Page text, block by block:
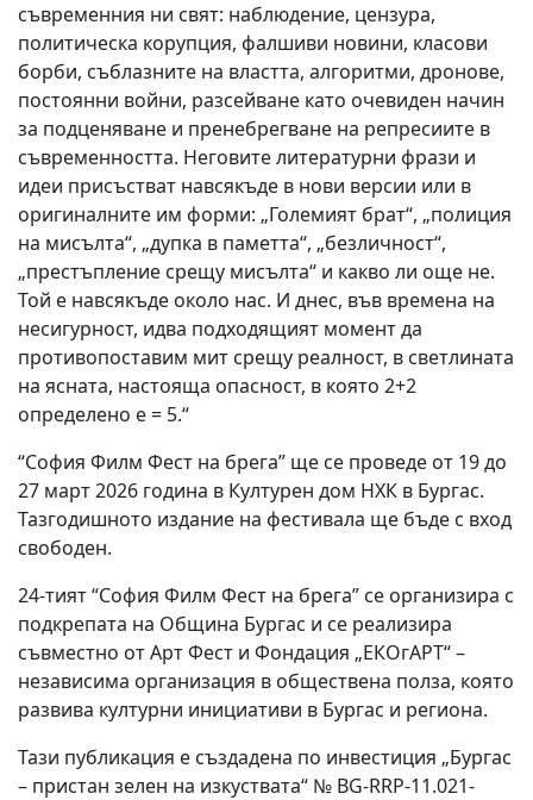
съвременния ни свят: наблюдение, цензура,
политическа корупция, фалшиви новини, класови
борби, съблазните на властта, алгоритми, дронове,
постоянни войни, разсейване като очевиден начин
за подценяване и пренебрегване на репресиите в
съвременността. Неговите литературни фрази и
идеи присъстват навсякъде в нови версии или в
оригиналните им форми: „Големият брат“, „полиция
на мисълта“, „дупка в паметта“, „безличност“,
„престъпление срещу мисълта“ и какво ли още не.
Той е навсякъде около нас. И днес, във времена на
несигурност, идва подходящият момент да
противопоставим мит срещу реалност, в светлината
на ясната, настояща опасност, в която 2+2
определено е = 5.“
“София Филм Фест на брега” ще се проведе от 19 до
27 март 2026 година в Културен дом НХК в Бургас.
Тазгодишното издание на фестивала ще бъде с вход
свободен.
24-тият “София Филм Фест на брега” се организира с
подкрепата на Община Бургас и се реализира
съвместно от Арт Фест и Фондация „ЕКОгАРТ“ –
независима организация в обществена полза, която
развива културни инициативи в Бургас и региона.
Тази публикация е създадена по инвестиция „Бургас
– пристан зелен на изкуствата“ № BG-RRP-11.021-